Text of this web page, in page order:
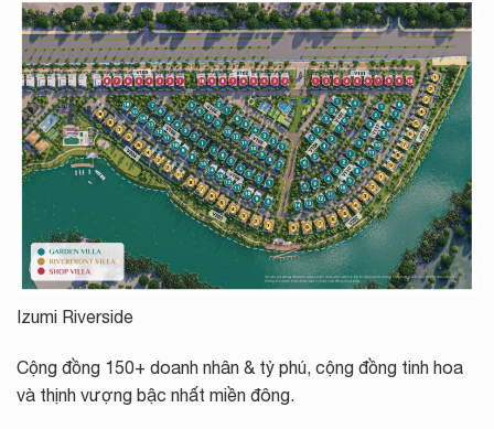
Izumi Riverside
Cộng đồng 150+ doanh nhân & tỷ phú, cộng đồng tinh hoa
và thịnh vượng bậc nhất miền đông.